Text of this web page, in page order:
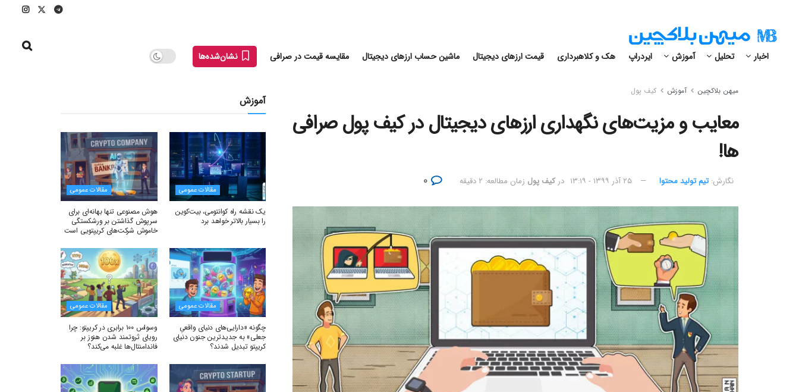
اخبار تحلیل آموزش ایردراپ هک و کلاهبرداری قیمت ارزهای دیجیتال ماشین حساب ارزهای دیجیتال مقایسه قیمت در صرافی نشان‌شده‌ها
میهن بلاکچین آموزش کیف پول
معایب و مزیت‌های نگهداری ارزهای دیجیتال در کیف پول صرافی
ها!
نگارش:‌ تیم تولید محتوا ۲۵ آذر ۱۳۹۹ - ۱۳:۱۹ در کیف پول زمان مطالعه: ۲ دقیقه
آموزش
مقالات عمومی
یک نقشه راه کوانتومی، بیت‌کوین
را بسیار بالاتر خواهد برد
مقالات عمومی
هوش مصنوعی تنها بهانه‌ای برای
سرپوش گذاشتن بر ورشکستگی
خاموش شرکت‌های کریپتویی است
مقالات عمومی
چگونه «دارایی‌های دنیای واقعیِ
جعلی» به جدیدترین جنون دنیای
کریپتو تبدیل شدند؟
مقالات عمومی
وسواس ۱۰۰ برابری در کریپتو: چرا
رویای ثروتمند شدن هنوز بر
فاندامنتال‌ها غلبه می‌کند؟